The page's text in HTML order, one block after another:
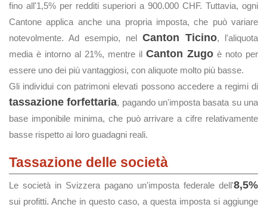
fino all'1,5% per redditi superiori a 900.000 CHF. Tuttavia, ogni
Cantone applica anche una propria imposta, che può variare
notevolmente. Ad esempio, nel Canton Ticino, l'aliquota
media è intorno al 21%, mentre il Canton Zugo è noto per
essere uno dei più vantaggiosi, con aliquote molto più basse.
Gli individui con patrimoni elevati possono accedere a regimi di
tassazione forfettaria, pagando un'imposta basata su una
base imponibile minima, che può arrivare a cifre relativamente
basse rispetto ai loro guadagni reali.
Tassazione delle società
Le società in Svizzera pagano un'imposta federale dell'8,5%
sui profitti. Anche in questo caso, a questa imposta si aggiunge